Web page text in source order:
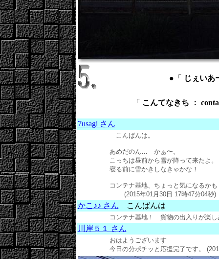
●「 じぇいあ
「 こんてなきち ：
7usagi さん
こんばんは。
あめだのん… かぁ〜。
こっちは昼前から雪が降って来たよ。
寝る前に雪かきしなきゃかな！
コンテナ基地、ちょっと気になるかも
(2015年01月30日 17時47分04秒)
かこ♪♪ さん こんばんは
コンテナ基地！ 貨物の出入りが楽し
川岸５１ さん
おはようございます
今日の分ポチッと応援完了です。